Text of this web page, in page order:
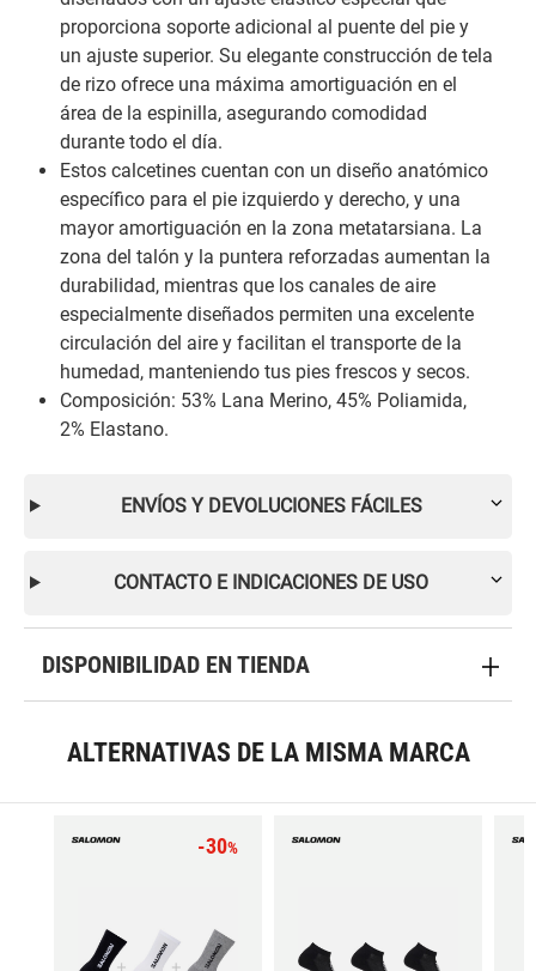
proporciona soporte adicional al puente del pie y
un ajuste superior. Su elegante construcción de tela
de rizo ofrece una máxima amortiguación en el
área de la espinilla, asegurando comodidad
durante todo el día.
Estos calcetines cuentan con un diseño anatómico
específico para el pie izquierdo y derecho, y una
mayor amortiguación en la zona metatarsiana. La
zona del talón y la puntera reforzadas aumentan la
durabilidad, mientras que los canales de aire
especialmente diseñados permiten una excelente
circulación del aire y facilitan el transporte de la
humedad, manteniendo tus pies frescos y secos.
Composición: 53% Lana Merino, 45% Poliamida,
2% Elastano.
ENVÍOS Y DEVOLUCIONES FÁCILES
CONTACTO E INDICACIONES DE USO
DISPONIBILIDAD EN TIENDA
ALTERNATIVAS DE LA MISMA MARCA
-30%